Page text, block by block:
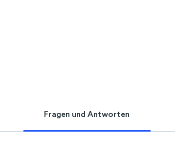
Fragen und Antworten